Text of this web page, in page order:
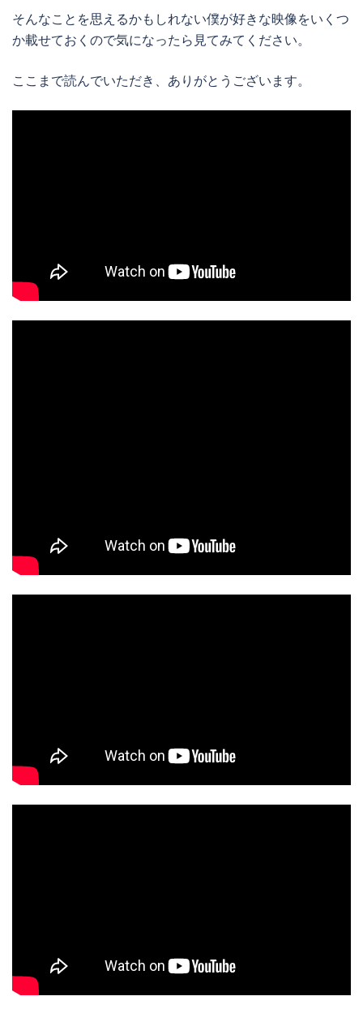
そんなことを思えるかもしれない僕が好きな映像をいくつ
か載せておくので気になったら見てみてください。
ここまで読んでいただき、ありがとうございます。